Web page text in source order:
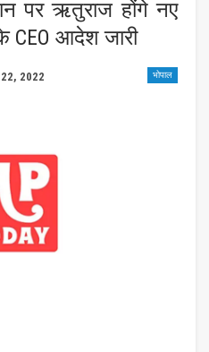
पर ऋतुराज होंगे नए
CEO आदेश जारी
भोपाल
2022